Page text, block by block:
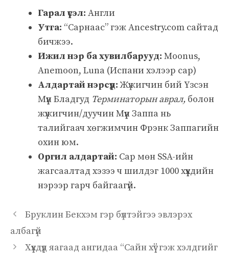
Гарал үүсэл: Англи
Утга: “Сарнаас” гэж Ancestry.com сайтад
бичжээ.
Ижил нэр ба хувилбарууд: Moonus,
Anemoon, Luna (Испани хэлээр сар)
Алдартай нэрсүүд:Жүжигчин бий Үзсэн
Мүүн Бладгуд Терминаторын аврал, болон
жүжигчин/дуучин Мүүн Заппа нь
талийгаач хөгжимчин Фрэнк Заппагийн
охин юм.
Оргил алдартай: Сар мөн SSA-ийн
жагсаалтад хэзээ ч шилдэг 1000 хүүхдийн
нэрээр гарч байгаагүй.
Бруклин Бекхэм гэр бүлтэйгээ эвлэрэх
албагүй
Хүүхдүүд яагаад ангидаа “Сайн хүү” гэж хэлдгийг